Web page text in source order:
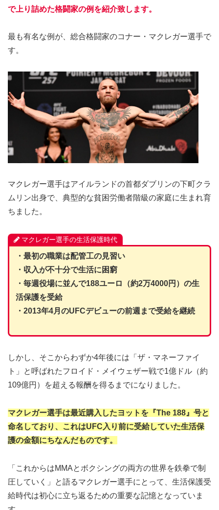
で上り詰めた格闘家の例を紹介致します。
最も有名な例が、総合格闘家のコナー・マクレガー選手で
す。
マクレガー選手はアイルランドの首都ダブリンの下町クラ
ムリン出身で、典型的な貧困労働者階級の家庭に生まれ育
ちました。
マクレガー選手の生活保護時代
・最初の職業は配管工の見習い
・収入が不十分で生活に困窮
・毎週役場に並んで188ユーロ（約2万4000円）の生
活保護を受給
・2013年4月のUFCデビューの前週まで受給を継続
しかし、そこからわずか4年後には「ザ・マネーファイ
ト」と呼ばれたフロイド・メイウェザー戦で1億ドル（約
109億円）を超える報酬を得るまでになりました。
マクレガー選手は最近購入したヨットを『The 188』号と
命名しており、これはUFC入り前に受給していた生活保
護の金額にちなんだものです。
「これからはMMAとボクシングの両方の世界を鉄拳で制
圧していく」と語るマクレガー選手にとって、生活保護受
給時代は初心に立ち返るための重要な記憶となっていま